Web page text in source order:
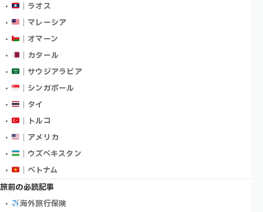
｜ラオス
｜マレーシア
｜オマーン
｜カタール
｜サウジアラビア
｜シンガポール
｜タイ
｜トルコ
｜アメリカ
｜ウズベキスタン
｜ベトナム
旅前の必読記事
海外旅行保険